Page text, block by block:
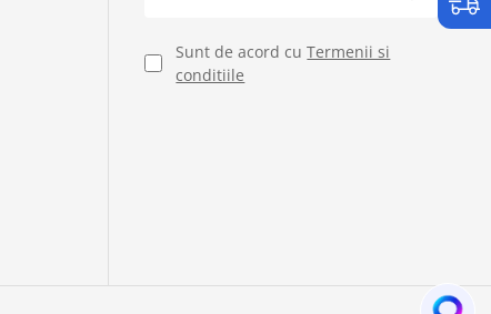
Sunt de acord cuTermenii si
conditiile
Verificare status comandă